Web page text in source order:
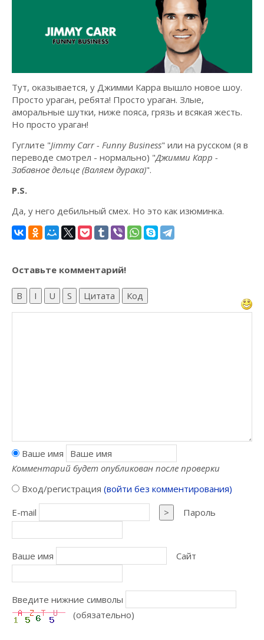
Тут, оказывается, у Джимми Карра вышло новое шоу.
Просто ураган, ребята! Просто ураган. Злые,
аморальные шутки, ниже пояса, грязь и всякая жесть.
Но просто ураган!
Гуглите "Jimmy Carr - Funny Business" или на русском (я в
переводе смотрел - нормально) "Джимми Карр -
Забавное дельце (Валяем дурака)".
P.S.
Да, у него дебильный смех. Но это как изюминка.
Оставьте комментарий!
B I U S Цитата Код
Ваше имя
Комментарий будет опубликован после проверки
Вход/регистрация (войти без комментирования)
E-mail
> Пароль
Ваше имя Сайт
Введите нижние символы
(обязательно)